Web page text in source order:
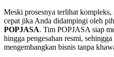
Meski prosesnya terlihat kompleks,
cepat jika Anda didampingi oleh
POPJASA. Tim POPJASA siap
hingga pengesahan resmi,
mengembangkan bisnis tanpa